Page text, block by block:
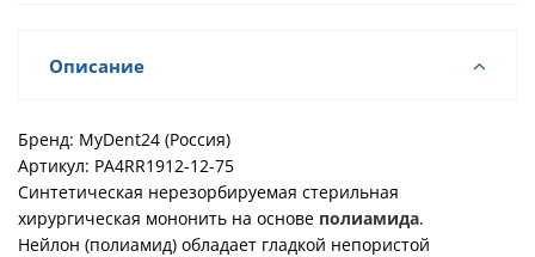
Описание
Бренд: MyDent24 (Россия)
Артикул: PA4RR1912-12-75
Синтетическая нерезорбируемая стерильная
хирургическая мононить на основе полиамида.
Нейлон (полиамид) обладает гладкой непористой